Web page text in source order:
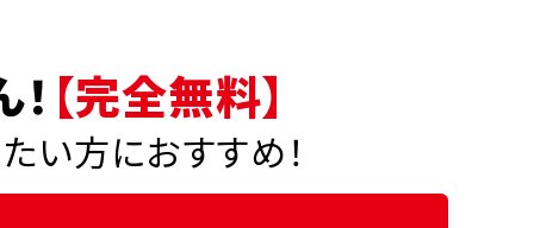
【完全無料】
い方におすすめ！